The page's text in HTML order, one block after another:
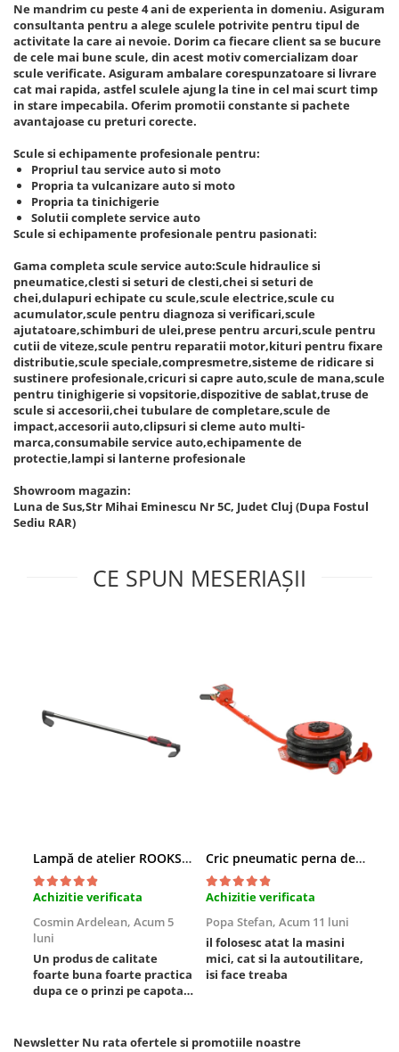
Ne mandrim cu peste 4 ani de experienta in domeniu. Asiguram
consultanta pentru a alege sculele potrivite pentru tipul de
activitate la care ai nevoie. Dorim ca fiecare client sa se bucure
de cele mai bune scule, din acest motiv comercializam doar
scule verificate. Asiguram ambalare corespunzatoare si livrare
cat mai rapida, astfel sculele ajung la tine in cel mai scurt timp
in stare impecabila. Oferim promotii constante si pachete
avantajoase cu preturi corecte.
Scule si echipamente profesionale pentru:
Propriul tau service auto si moto
Propria ta vulcanizare auto si moto
Propria ta tinichigerie
Solutii complete service auto
Scule si echipamente profesionale pentru pasionati:
Gama completa scule service auto:Scule hidraulice si
pneumatice,clesti si seturi de clesti,chei si seturi de
chei,dulapuri echipate cu scule,scule electrice,scule cu
acumulator,scule pentru diagnoza si verificari,scule
ajutatoare,schimburi de ulei,prese pentru arcuri,scule pentru
cutii de viteze,scule pentru reparatii motor,kituri pentru fixare
distributie,scule speciale,compresmetre,sisteme de ridicare si
sustinere profesionale,cricuri si capre auto,scule de mana,scule
pentru tinighigerie si vopsitorie,dispozitive de sablat,truse de
scule si accesorii,chei tubulare de completare,scule de
impact,accesorii auto,clipsuri si cleme auto multi-
marca,consumabile service auto,echipamente de
protectie,lampi si lanterne profesionale
Showroom magazin:
Luna de Sus,Str Mihai Eminescu Nr 5C, Judet Cluj (Dupa Fostul
Sediu RAR)
CE SPUN MESERIAȘII
Lampă de atelier ROOKS B2 HYBRID pentru capotă, 2000 lumeni, 5000 mAh
Achizitie verificata
Cosmin Ardelean, Acum 5
luni
Un produs de calitate
foarte buna foarte practica
dupa ce o prinzi pe capota
nevoie lumina puternica si
Cric pneumatic perna de aer cu inaltator 6T
Achizitie verificata
Popa Stefan, Acum 11 luni
il folosesc atat la masini
mici, cat si la autoutilitare,
isi face treaba
Newsletter Nu rata ofertele si promotiile noastre